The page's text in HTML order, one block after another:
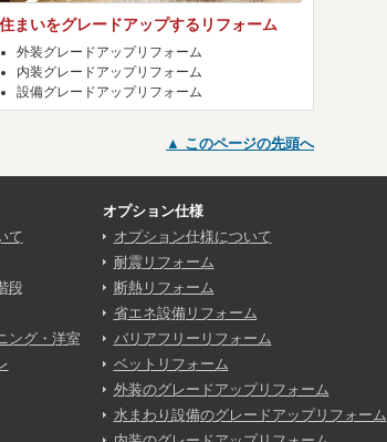
まいをグレードアップするリフォーム
外装グレードアップリフォーム
内装グレードアップリフォーム
設備グレードアップリフォーム
▲ このページの先頭へ
て
段
ング・洋室
オプション仕様
オプション仕様について
耐震リフォーム
断熱リフォーム
省エネ設備リフォーム
バリアフリーリフォーム
ベットリフォーム
外装のグレードアップリフォーム
水まわり設備のグレードアップリフォーム